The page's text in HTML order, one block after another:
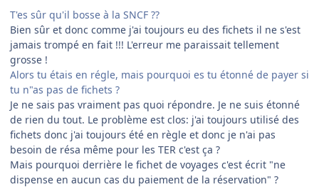
T'es sûr qu'il bosse à la SNCF ??
Bien sûr et donc comme j'ai toujours eu des fichets il ne s'est
jamais trompé en fait !!! L'erreur me paraissait tellement
grosse !
Alors tu étais en régle, mais pourquoi es tu étonné de payer si
tu n"as pas de fichets ?
Je ne sais pas vraiment pas quoi répondre. Je ne suis étonné
de rien du tout. Le problème est clos: j'ai toujours utilisé des
fichets donc j'ai toujours été en règle et donc je n'ai pas
besoin de résa même pour les TER c'est ça ?
Mais pourquoi derrière le fichet de voyages c'est écrit "ne
dispense en aucun cas du paiement de la réservation" ?